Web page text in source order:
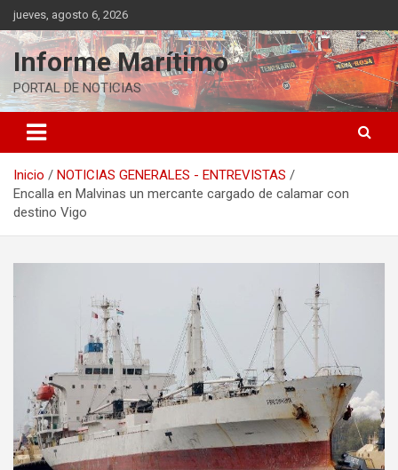
Saltar
al
contenido
jueves, agosto 6, 2026
Informe Marítimo
PORTAL DE NOTICIAS
Inicio
NOTICIAS GENERALES - ENTREVISTAS
Encalla en Malvinas un mercante cargado de calamar con
destino Vigo